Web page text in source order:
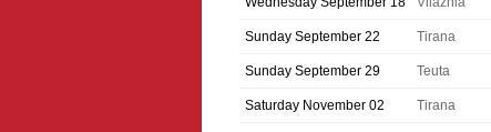
Sunday September 22 Tirana
Sunday September 29 Teuta
Saturday November 02 Tirana